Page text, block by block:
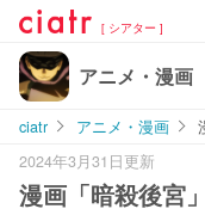
[ シアター ]
アニメ・漫画
ciatr アニメ・漫画
2024年3月31日更新
漫画「暗殺後宮